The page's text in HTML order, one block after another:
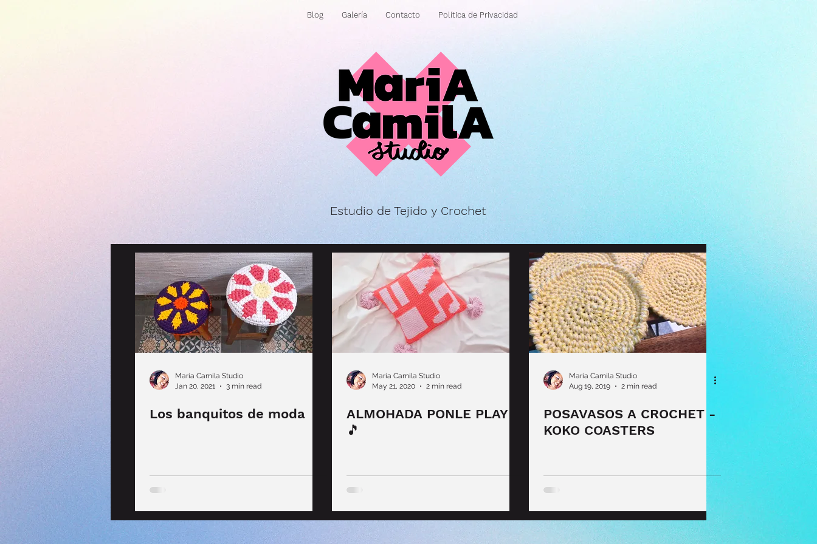
Blog Galería Contacto Política de Privacidad
Estudio de Tejido y Crochet
Maria Camila Studio
Jan 20, 2021
3 min read
Los banquitos de moda
Maria Camila Studio
May 21, 2020
2 min read
ALMOHADA PONLE PLAY
🎵
Maria Camila Studio
Aug 19, 2019
2 min read
POSAVASOS A CROCHET -
KOKO COASTERS